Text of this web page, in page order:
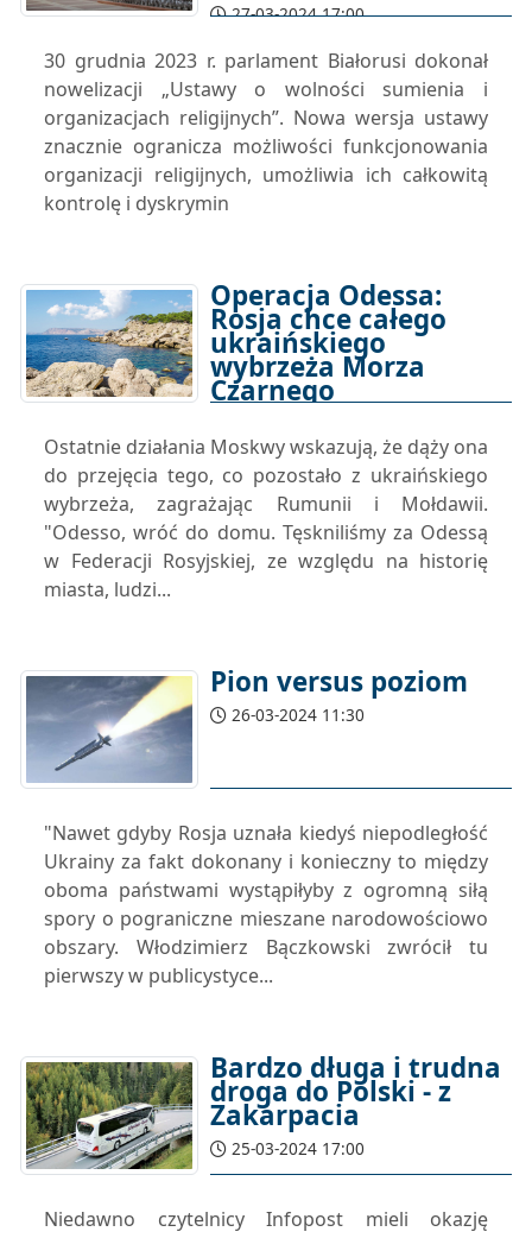
27-03-2024 17:00
30 grudnia 2023 r. parlament Białorusi dokonał
nowelizacji „Ustawy o wolności sumienia i
organizacjach religijnych”. Nowa wersja ustawy
znacznie ogranicza możliwości funkcjonowania
organizacji religijnych, umożliwia ich całkowitą
kontrolę i dyskrymin
Operacja Odessa:
Rosja chce całego
ukraińskiego
wybrzeża Morza
Czarnego
Ostatnie działania Moskwy wskazują, że dąży ona
do przejęcia tego, co pozostało z ukraińskiego
wybrzeża, zagrażając Rumunii i Mołdawii.
"Odesso, wróć do domu. Tęskniliśmy za Odessą
w Federacji Rosyjskiej, ze względu na historię
miasta, ludzi...
Pion versus poziom
26-03-2024 11:30
"Nawet gdyby Rosja uznała kiedyś niepodległość
Ukrainy za fakt dokonany i konieczny to między
oboma państwami wystąpiłyby z ogromną siłą
spory o pograniczne mieszane narodowościowo
obszary. Włodzimierz Bączkowski zwrócił tu
pierwszy w publicystyce...
Bardzo długa i trudna
droga do Polski - z
Zakarpacia
25-03-2024 17:00
Niedawno czytelnicy Infopost mieli okazję